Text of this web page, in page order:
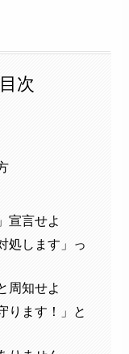
次
宣言せよ
処します」っ
周知せよ
ります！」と